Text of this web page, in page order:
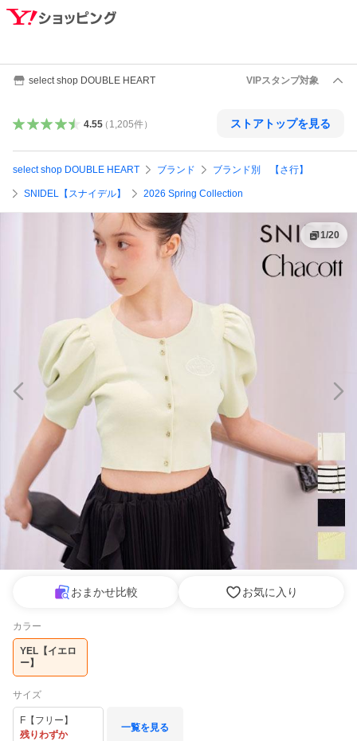
select shop DOUBLE HEART VIPスタンプ対象
4.55（ 1,205件） ストアトップを見る
select shop DOUBLE HEART ブランド ブランド別 【さ行】
SNIDEL【スナイデル】 2026 Spring Collection
1/20
おまかせ比較 お気に入り
カラー
YEL【イエロ
ー】
サイズ
F【フリー】
残りわずか
一覧を見る